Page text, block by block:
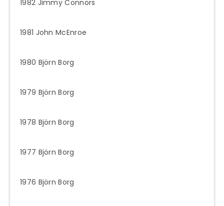
1982 Jimmy Connors
1981 John McEnroe
1980 Björn Borg
1979 Björn Borg
1978 Björn Borg
1977 Björn Borg
1976 Björn Borg